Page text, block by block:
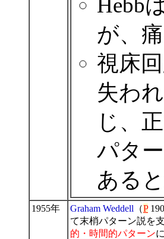
Hebb
が、
視床
失わ
じ、
パタ
ある
1955年 Graham Weddell （P
て末梢パターン説を
的・時間的パターン